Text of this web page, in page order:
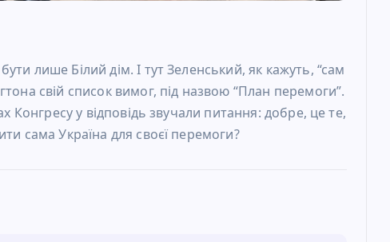
лише Білий дім. І тут Зеленський, як кажуть, “сам
свій список вимог, під назвою “План перемоги”.
у відповідь звучали питання: добре, це те,
сама Україна для своєї перемоги?